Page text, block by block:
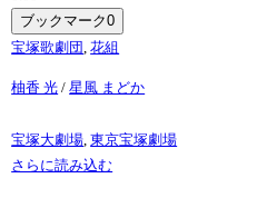
ブックマーク0
宝塚歌劇団,花組
柚香 光 /星風 まどか
宝塚大劇場 ,東京宝塚劇場
さらに読み込む